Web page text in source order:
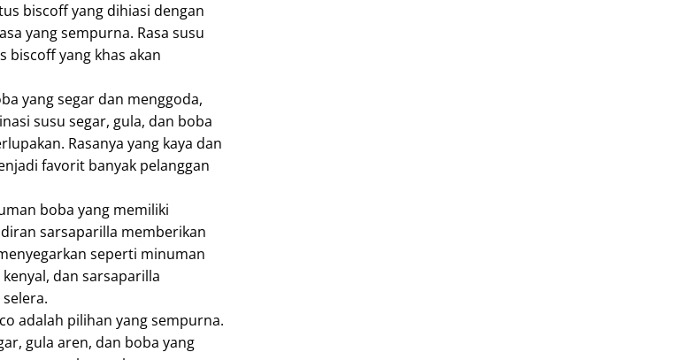
biscoff yang dihiasi dengan
yang sempurna. Rasa susu
biscoff yang khas akan
yang segar dan menggoda,
susu segar, gula, dan boba
Rasanya yang kaya dan
favorit banyak pelanggan
boba yang memiliki
sarsaparilla memberikan
seperti minuman
dan sarsaparilla
adalah pilihan yang sempurna.
gula aren, dan boba yang